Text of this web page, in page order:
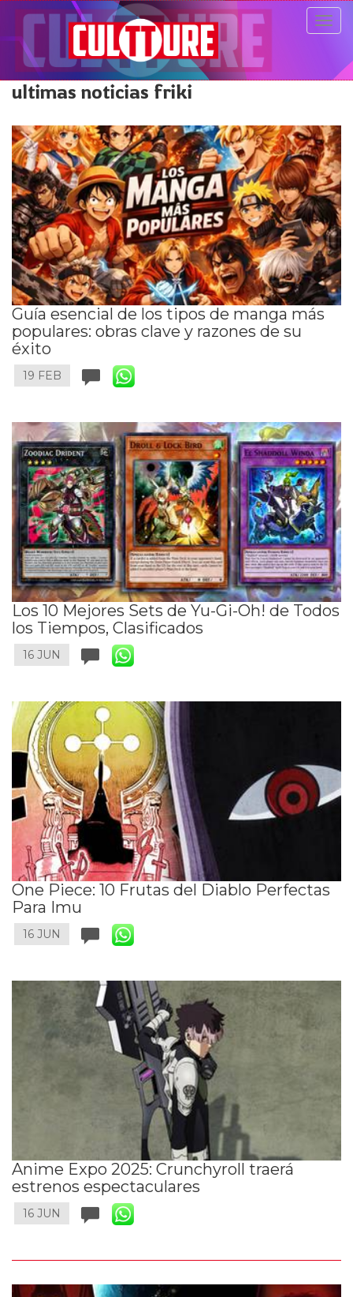
ultimas noticias friki
Guía esencial de los tipos de manga más
populares: obras clave y razones de su
éxito
19 FEB
Los 10 Mejores Sets de Yu-Gi-Oh! de Todos
los Tiempos, Clasificados
16 JUN
One Piece: 10 Frutas del Diablo Perfectas
Para Imu
16 JUN
Anime Expo 2025: Crunchyroll traerá
estrenos espectaculares
16 JUN